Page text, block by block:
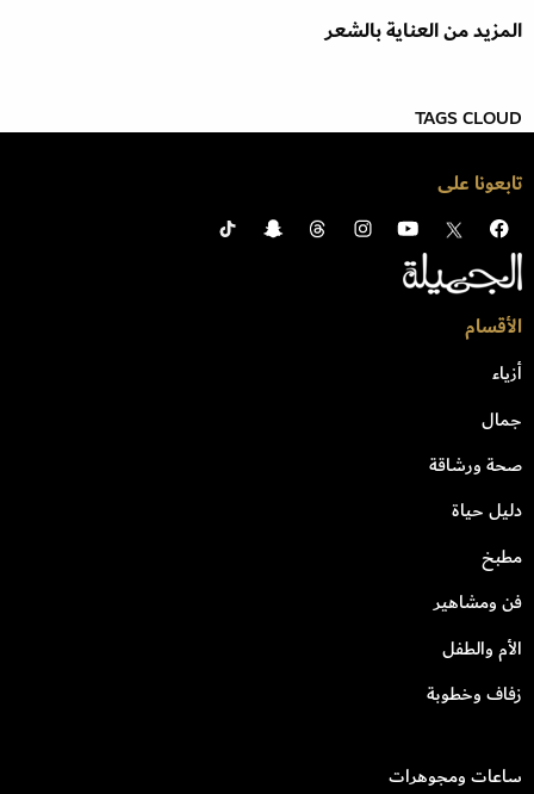
المزيد من العناية بالشعر
TAGS CLOUD
تابعونا على
الأقسام
أزياء
جمال
صحة ورشاقة
دليل حياة
مطبخ
فن ومشاهير
الأم والطفل
زفاف وخطوبة
ساعات ومجوهرات